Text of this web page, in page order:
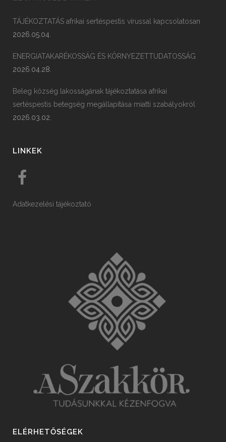
TÁJÉKOZTATÁS afrikai sertéspestis vírussal kapcsolatosan
2026.05.04.
ENERGIATAKARÉKOSSÁG ÉS KÖRNYEZETTUDATOSSÁG
2026.04.28.
Beleg község lakosságának tájékoztatása afrikai
sertéspestis betegség megállapítása miatti szabályokról
2026.03.02.
LINKEK
Adatkezelési tájékoztató
ELÉRHETŐSÉGEK